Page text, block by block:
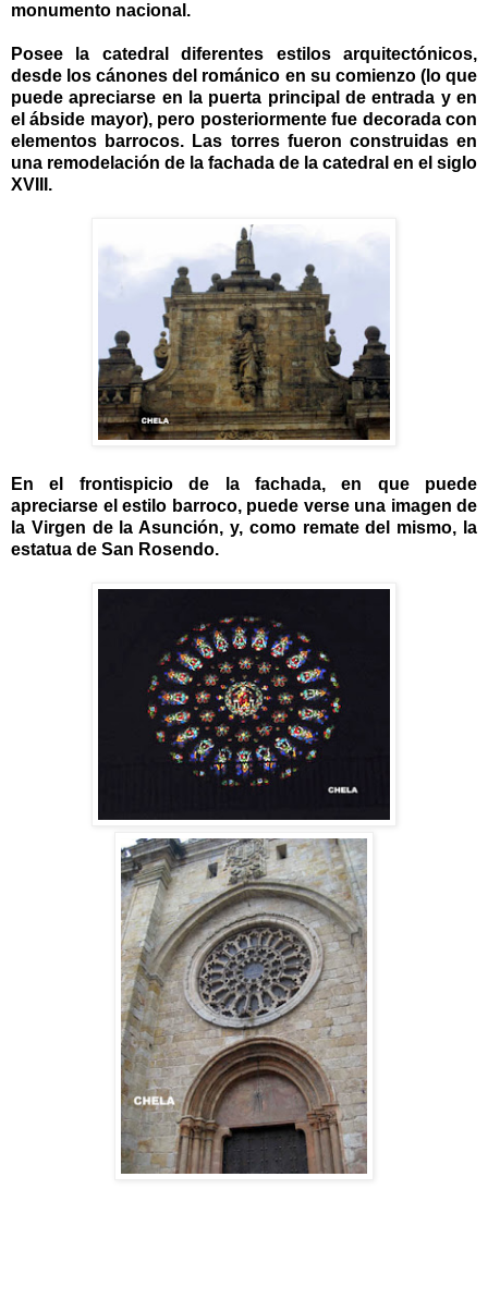
monumento nacional.
Posee la catedral diferentes estilos arquitectónicos,
desde los cánones del románico en su comienzo (lo que
puede apreciarse en la puerta principal de entrada y en
el ábside mayor), pero posteriormente fue decorada con
elementos barrocos. Las torres fueron construidas en
una remodelación de la fachada de la catedral en el siglo
XVIII.
En el frontispicio de la fachada, en que puede
apreciarse el estilo barroco, puede verse una imagen de
la Virgen de la Asunción, y, como remate del mismo, la
estatua de San Rosendo.